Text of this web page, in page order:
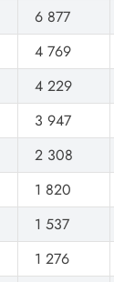
6 877
4 769
4 229
3 947
2 308
1 820
1 537
1 276